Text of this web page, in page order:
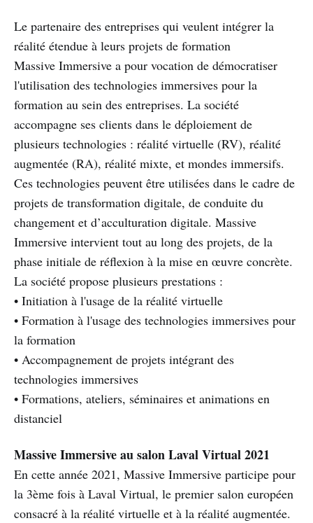
Le partenaire des entreprises qui veulent intégrer la
réalité étendue à leurs projets de formation
Massive Immersive a pour vocation de démocratiser
l'utilisation des technologies immersives pour la
formation au sein des entreprises. La société
accompagne ses clients dans le déploiement de
plusieurs technologies : réalité virtuelle (RV), réalité
augmentée (RA), réalité mixte, et mondes immersifs.
Ces technologies peuvent être utilisées dans le cadre de
projets de transformation digitale, de conduite du
changement et d’acculturation digitale. Massive
Immersive intervient tout au long des projets, de la
phase initiale de réflexion à la mise en œuvre concrète.
La société propose plusieurs prestations :
• Initiation à l'usage de la réalité virtuelle
• Formation à l'usage des technologies immersives pour
la formation
• Accompagnement de projets intégrant des
technologies immersives
• Formations, ateliers, séminaires et animations en
distanciel
Massive Immersive au salon Laval Virtual 2021
En cette année 2021, Massive Immersive participe pour
la 3ème fois à Laval Virtual, le premier salon européen
consacré à la réalité virtuelle et à la réalité augmentée.